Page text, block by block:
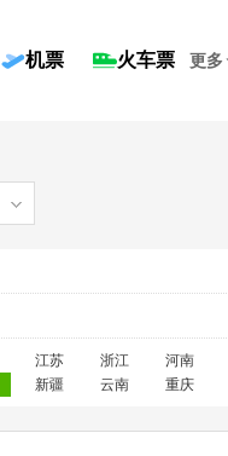
机票 火车票 更多
江苏 浙江
河南
新疆 云南 重庆